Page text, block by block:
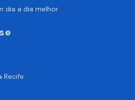
dia a dia melhor
Recife